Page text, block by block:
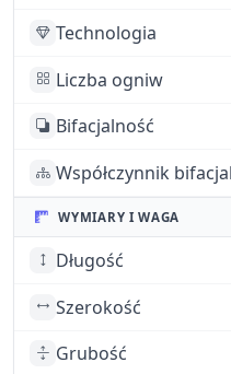
Technologia
Liczba ogniw
Bifacjalność
Współczynnik
WYMIARY I WAGA
Długość
Szerokość
Grubość